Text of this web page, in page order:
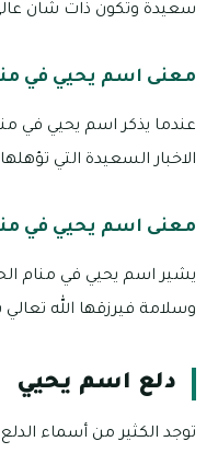
سعيدة وتكون ذات شان
معنى اسم يحيي في
عندما يذكر اسم يحيي في
الاخبار السعيدة التي
معنى اسم يحيي في
يشير اسم يحيي في منام
وسلامة فيرزقها الله
دلع اسم يحيي
توجد الكثير من أسماء